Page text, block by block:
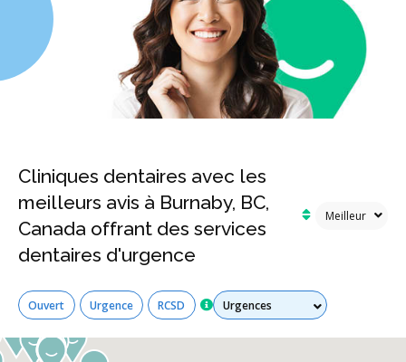
Cliniques dentaires avec les
meilleurs avis à Burnaby, BC,
Canada offrant des services
dentaires d'urgence
Ouvert Urgence RCSD Tous les services